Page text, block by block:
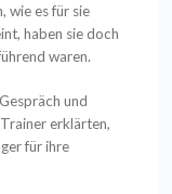
wie es für sie
haben sie doch
waren.
und
erklärten,
für ihre